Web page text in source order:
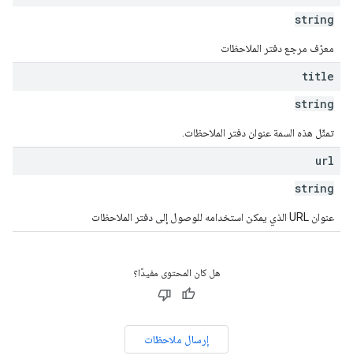
string
معرّف مرجع دفتر الملاحظات
title
string
تمثّل هذه السمة عنوان دفتر الملاحظات.
url
string
عنوان URL الذي يمكن استخدامه للوصول إلى دفتر الملاحظات
هل كان المحتوى مفيدًا؟
إرسال ملاحظات